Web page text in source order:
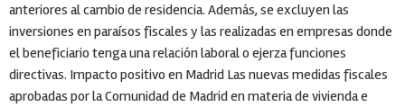
anteriores al cambio de residencia. Además, se excluyen las
inversiones en paraísos fiscales y las realizadas en empresas donde
el beneficiario tenga una relación laboral o ejerza funciones
directivas. Impacto positivo en Madrid Las nuevas medidas fiscales
aprobadas por la Comunidad de Madrid en materia de vivienda e